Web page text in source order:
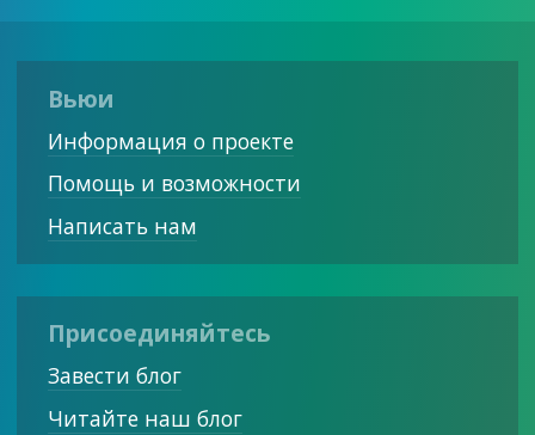
Вьюи
Информация о проекте
Помощь и возможности
Написать нам
Присоединяйтесь
Завести блог
Читайте наш блог